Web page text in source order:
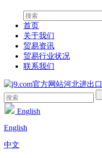
首页
关于我们
贸易资讯
贸易行业状况
联系我们
English
English
中文